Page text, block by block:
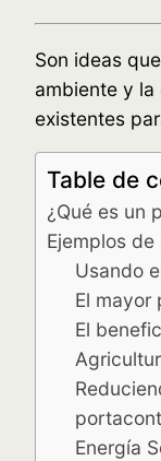
Son ideas
ambiente y
existentes
Table de
¿Qué es un
Ejemplos
Usando
El mayor
El
Energía